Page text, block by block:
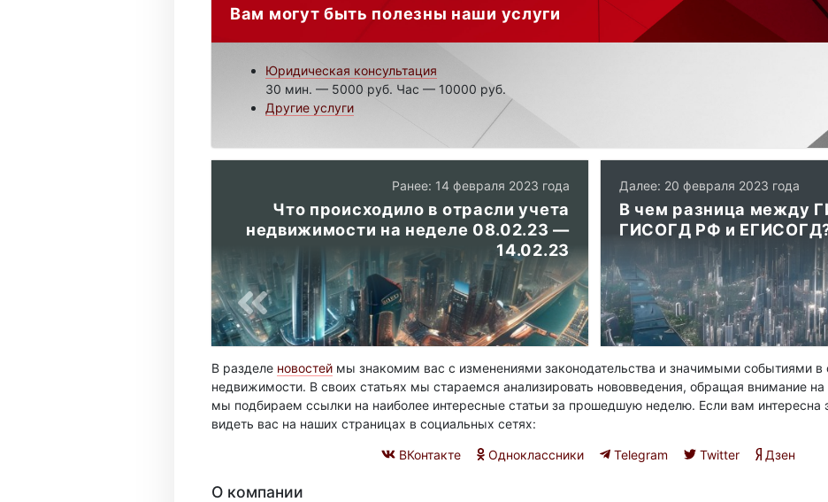
Вам могут быть полезны наши услуги
Юридическая консультация
30 мин. — 5000 руб. Час — 10000 руб.
Другие услуги
Ранее: 14 февраля 2023 года
Что происходило в отрасли учета
недвижимости на неделе 08.02.23 —
14.02.23
Далее: 20 февраля 2023 года
В чем разница между
ГИСОГД РФ и
В разделе новостей мы знакомим вас с изменениями законодательства и значимыми событиями в
недвижимости. В своих статьях мы стараемся анализировать нововведения, обращая внимание
мы подбираем ссылки на наиболее интересные статьи за прошедшую неделю. Если вам интересна
видеть вас на наших страницах в социальных сетях:
ВКонтакте Одноклассники Telegram Twitter Дзен
О компании